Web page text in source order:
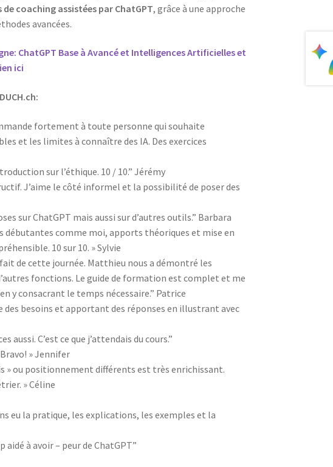
coaching assistées par ChatGPT, grâce à une approche
avancées.
ChatGPT Base à Avancé et Intelligences Artificielles et
ici
fortement à toute personne qui souhaite
et les limites à connaître des IA. Des exercices
sur l’éthique. 10 / 10.” Jérémy
J’aime le côté informel et la possibilité de poser des
sur ChatGPT mais aussi sur d’autres outils.” Barbara
débutantes comme moi, apports théoriques et mise en
10 sur 10. » Sylvie
de cette journée. Matthieu nous a démontré les
fonctions. Le guide de formation est complet et me
y consacrant le temps nécessaire.” Patrice
des besoins et apportant des réponses en illustrant avec
aussi. C’est ce que j’attendais du cours.”
» Jennifer
» ou positionnement différents est très enrichissant.
» Céline
eu la pratique, les explications, les exemples et la
aidé à avoir – peur de ChatGPT”